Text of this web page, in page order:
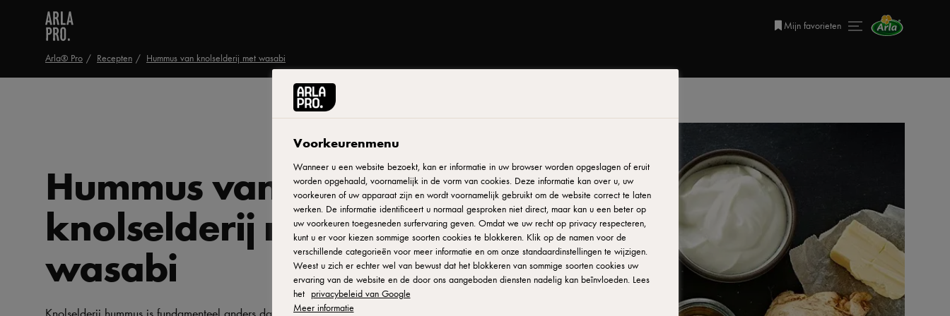
Mijn favorieten
Arla® Pro Recepten Hummus van knolselderij met wasabi
Print
Hummus van
knolselderij met
wasabi
Knolselderij hummus is fundamenteel anders dan de klassieke
Voorkeurenmenu
Wanneer u een website bezoekt, kan er informatie in uw browser worden opgeslagen of eruit
worden opgehaald, voornamelijk in de vorm van cookies. Deze informatie kan over u, uw
voorkeuren of uw apparaat zijn en wordt voornamelijk gebruikt om de website correct te laten
werken. De informatie identificeert u normaal gesproken niet direct, maar kan u een beter op
uw voorkeuren toegesneden surfervaring geven. Omdat we uw recht op privacy respecteren,
kunt u er voor kiezen sommige soorten cookies te blokkeren. Klik op de namen voor de
verschillende categorieën voor meer informatie en om onze standaardinstellingen te wijzigen.
Weest u zich er echter wel van bewust dat het blokkeren van sommige soorten cookies uw
ervaring van de website en de door ons aangeboden diensten nadelig kan beïnvloeden. Lees
het privacybeleid van Google
Meer informatie